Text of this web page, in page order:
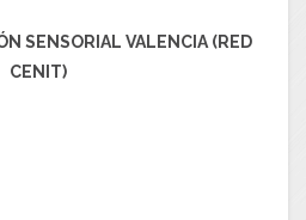
SENSORIAL VALENCIA (RED
CENIT)